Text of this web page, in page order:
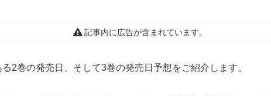
記事内に広告が含まれています。
2巻の発売日、そして3巻の発売日予想をご紹介します。